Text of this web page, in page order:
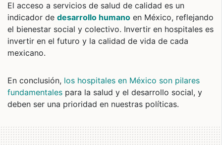
El acceso a servicios de salud de calidad es un
indicador de desarrollo humano en México, reflejando
el bienestar social y colectivo. Invertir en hospitales es
invertir en el futuro y la calidad de vida de cada
mexicano.
En conclusión, los hospitales en México son pilares
fundamentales para la salud y el desarrollo social, y
deben ser una prioridad en nuestras políticas.